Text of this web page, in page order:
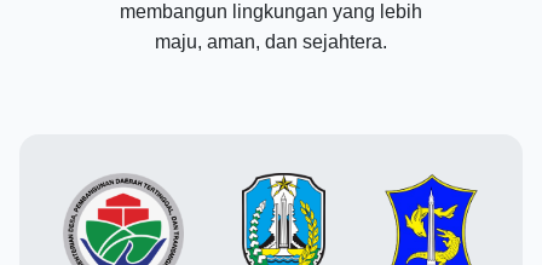
membangun lingkungan yang lebih
maju, aman, dan sejahtera.